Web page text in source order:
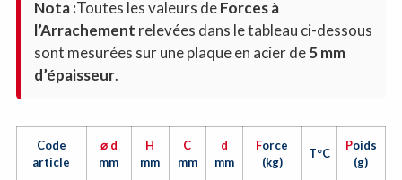
Nota :Toutes les valeurs deForces à
l’Arrachement relevées dans le tableau ci-dessous
sont mesurées sur une plaque en acier de5 mm
d’épaisseur.
Code
article
⌀ d
mm
H
mm
C
mm
d
mm
Force
(kg)
T°C
Poids
(g)